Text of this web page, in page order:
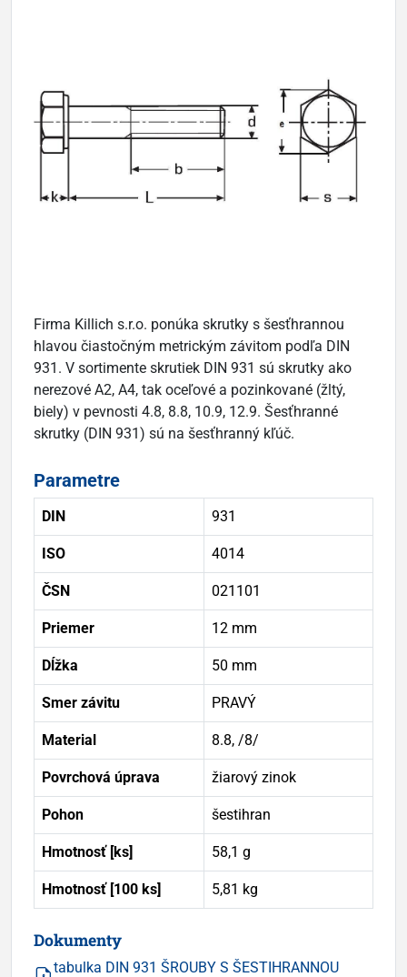
Firma Killich s.r.o. ponúka skrutky s šesťhrannou
hlavou čiastočným metrickým závitom podľa DIN
931. V sortimente skrutiek DIN 931 sú skrutky ako
nerezové A2, A4, tak oceľové a pozinkované (žltý,
biely) v pevnosti 4.8, 8.8, 10.9, 12.9. Šesťhranné
skrutky (DIN 931) sú na šesťhranný kľúč.
Parametre
DIN 931
ISO 4014
ČSN 021101
Priemer 12 mm
Dĺžka 50 mm
Smer závitu PRAVÝ
Material 8.8, /8/
Povrchová úprava žiarový zinok
Pohon šestihran
Hmotnosť [ks] 58,1 g
Hmotnosť [100 ks] 5,81 kg
Dokumenty
tabulka DIN 931 ŠROUBY S ŠESTIHRANNOU